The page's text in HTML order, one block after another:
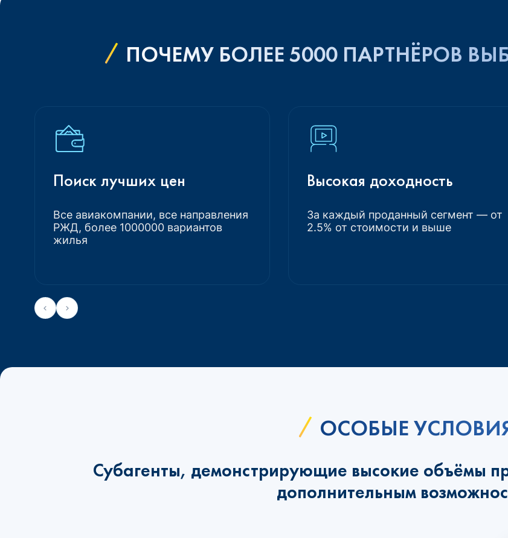
ПОЧЕМУ БОЛЕЕ 5000 ПАРТНЁРОВ
Поиск лучших цен
Все авиакомпании, все направления
РЖД, более 1000000 вариантов
жилья
Высокая доходность
За каждый проданный сегмент — от
2.5% от стоимости и выше
ОСОБЫЕ
Субагенты, демонстрирующие высокие объёмы
дополнительным